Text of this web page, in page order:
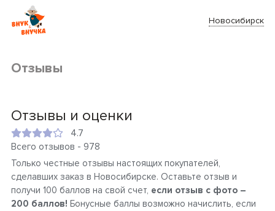
Новосибирск
Отзывы
Отзывы и оценки
4.7
Всего отзывов - 978
Только честные отзывы настоящих покупателей,
сделавших заказ в Новосибирске. Оставьте отзыв и
получи 100 баллов на свой счет, если отзыв с фото –
200 баллов! Бонусные баллы возможно начислить, если